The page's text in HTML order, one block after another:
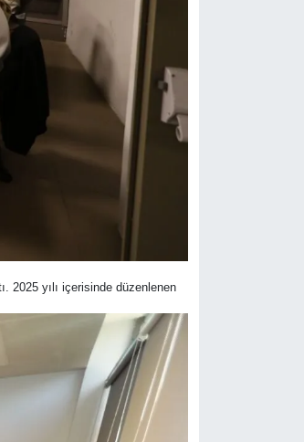
2025 yılı içerisinde düzenlenen